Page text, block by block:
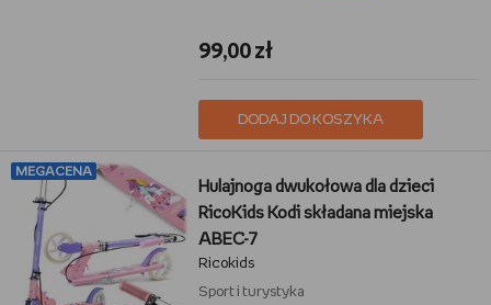
99,00 zł
DODAJ DO KOSZYKA
MEGACENA
Hulajnoga dwukołowa dla dzieci
RicoKids Kodi składana miejska
ABEC-7
Ricokids
Sport i turystyka